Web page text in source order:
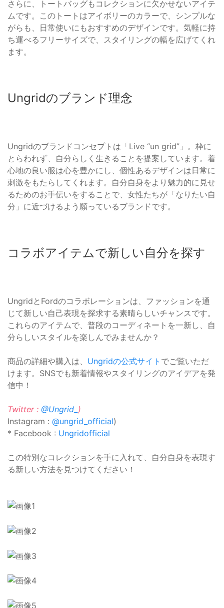
さらに、トートバッグもコレクションに欠かせないアイテ
ムです。このトートはアイボリーのカラーで、シンプルな
がらも、日常使いにもおすすめのデザインです。気軽に持
ち運べるフリーサイズで、スタイリングの幅を広げてくれ
ます。
Ungridのブランド理念
Ungridのブランドコンセプトは「Live “un grid”」。枠に
とらわれず、自分らしく生きることを提案しています。着
心地の良い服は心を豊かにし、個性あるデザインは日常に
刺激をもたらしてくれます。自分自身をより魅力的に見せ
るためのお手伝いをすることで、女性たちが「なりたい自
分」に近づけるよう願っているブランドです。
コラボアイテムで新しい自分を探す
UngridとFordのコラボレーションは、ファッションを通
じて新しい自己表現を探求する素晴らしいチャンスです。
これらのアイテムで、普段のコーディネートを一新し、自
分らしいスタイルを楽しんでみませんか？
商品の詳細や購入は、 Ungridの公式サイト でご覧いただ
けます。SNSでも新着情報やスタイリングのアイデアを発
信中！
Twitter : @Ungrid_ )
Instagram : @ungrid_official)
* Facebook : Ungridofficial
この特別なコレクションを手に入れて、自分自身を表現す
る新しい方法を見つけてください！